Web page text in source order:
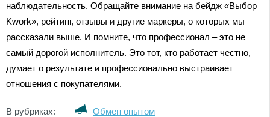
наблюдательность. Обращайте внимание на бейдж «Выбор
Kwork», рейтинг, отзывы и другие маркеры, о которых мы
рассказали выше. И помните, что профессионал – это не
самый дорогой исполнитель. Это тот, кто работает честно,
думает о результате и профессионально выстраивает
отношения с покупателями.
В рубриках:
Обмен опытом